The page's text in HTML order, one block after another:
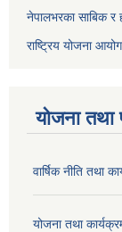
नेपालभरका साबिक र
राष्ट्रिय योजना आयोग
योजना तथा
वार्षिक नीति तथा
योजना तथा